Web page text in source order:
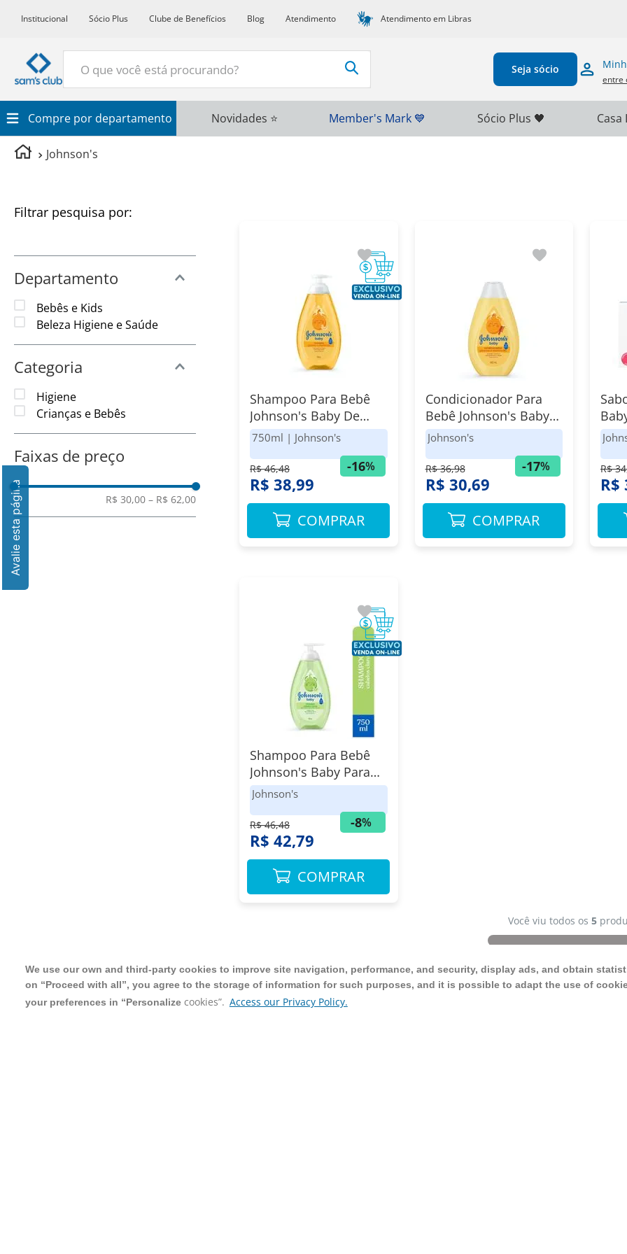
We use our own and third-party cookies to improve site navigation, performance, and security, display ads, and obtain
on “Proceed with all”, you agree to the storage of information for such purposes, and it is possible to adapt the use of
your preferences in “Personalize cookies”. Access our Privacy Policy.
We use our own and third-party cookies to improve site navigation, performance, and security, display ads, and obtain
on “Proceed with all”, you agree to the storage of information for such purposes, and it is possible to adapt the use of
your preferences in “Personalize cookies”. Access our Privacy Policy.
Institucional Sócio Plus Clube de Benefícios Blog Atendimento Atendimento em Libras
O que você está procurando?
Seja sócio
entre
Compre por departamento Novidades ⭐ Member's Mark 💙 Sócio Plus 🖤 Casa
Johnson's
Departamento
Bebês e Kids
Beleza Higiene e Saúde
Categoria
Higiene
Crianças e Bebês
Faixas de preço
R$ 30,00 – R$ 62,00
-16%
Shampoo Para Bebê
Johnson's Baby De
Glicerina 750ml
750ml | Johnson's
R$ 46,48
R$ 38,99
COMPRAR
-17%
Condicionador Para
Bebê Johnson's Baby
De Glicerina 400ml
Johnson's
R$ 36,98
R$ 30,69
COMPRAR
R$
R$
-8%
Shampoo Para Bebê
Johnson's Baby Para
Cabelos Claros 750ml
Johnson's
R$ 46,48
R$ 42,79
COMPRAR
Você viu todos os 5
Termos Mais Buscados
4º
Papel Higienico
8 º
Vinho
10º